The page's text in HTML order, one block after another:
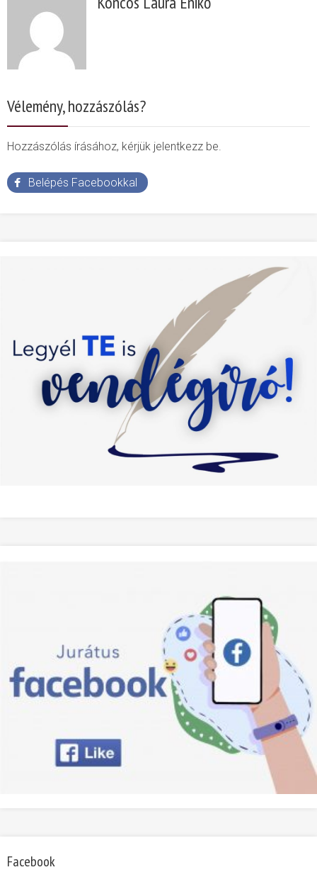
Vélemény, hozzászólás?
Hozzászólás írásához, kérjük jelentkezz be.
Belépés Facebookkal
Facebook